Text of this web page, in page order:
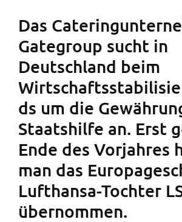
Das
Gategroup sucht in
Deutschland beim
ds um die
Staatshilfe an. Erst
Ende des Vorjahres
man das
Lufthansa-Tochter
übernommen.